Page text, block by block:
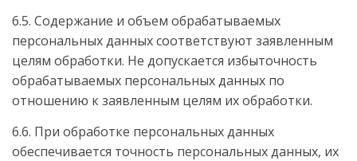
6.5. Содержание и объем обрабатываемых
персональных данных соответствуют заявленным
целям обработки. Не допускается избыточность
обрабатываемых персональных данных по
отношению к заявленным целям их обработки.
6.6. При обработке персональных данных
обеспечивается точность персональных данных, их